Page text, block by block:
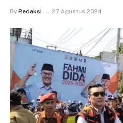
By Redaksi 27 Agustus 2024